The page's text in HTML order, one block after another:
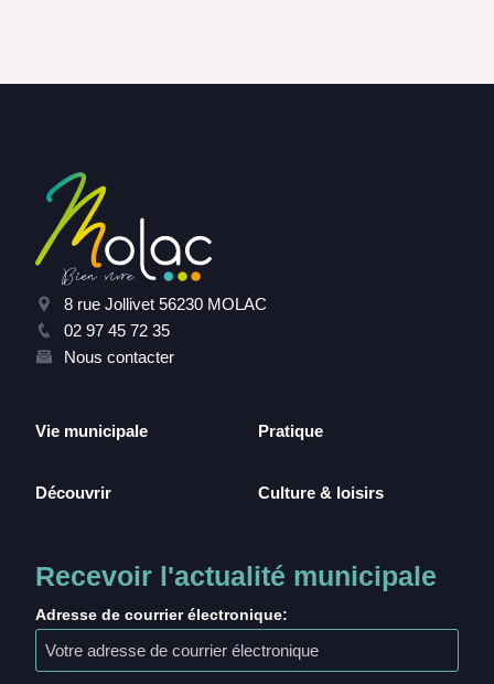
8 rue Jollivet 56230 MOLAC
02 97 45 72 35
Nous contacter
Vie municipale
Découvrir
Pratique
Culture & loisirs
Recevoir l'actualité municipale
Adresse de courrier électronique: